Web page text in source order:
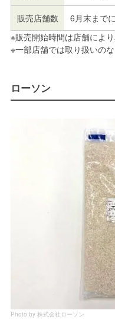
販売店舗数
6月末まで
※販売開始時間は店舗によ
※一部店舗では取り扱いの
ローソン
Photo by 株式会社ローソン